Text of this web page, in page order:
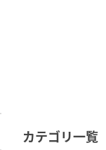
カテゴリ一覧